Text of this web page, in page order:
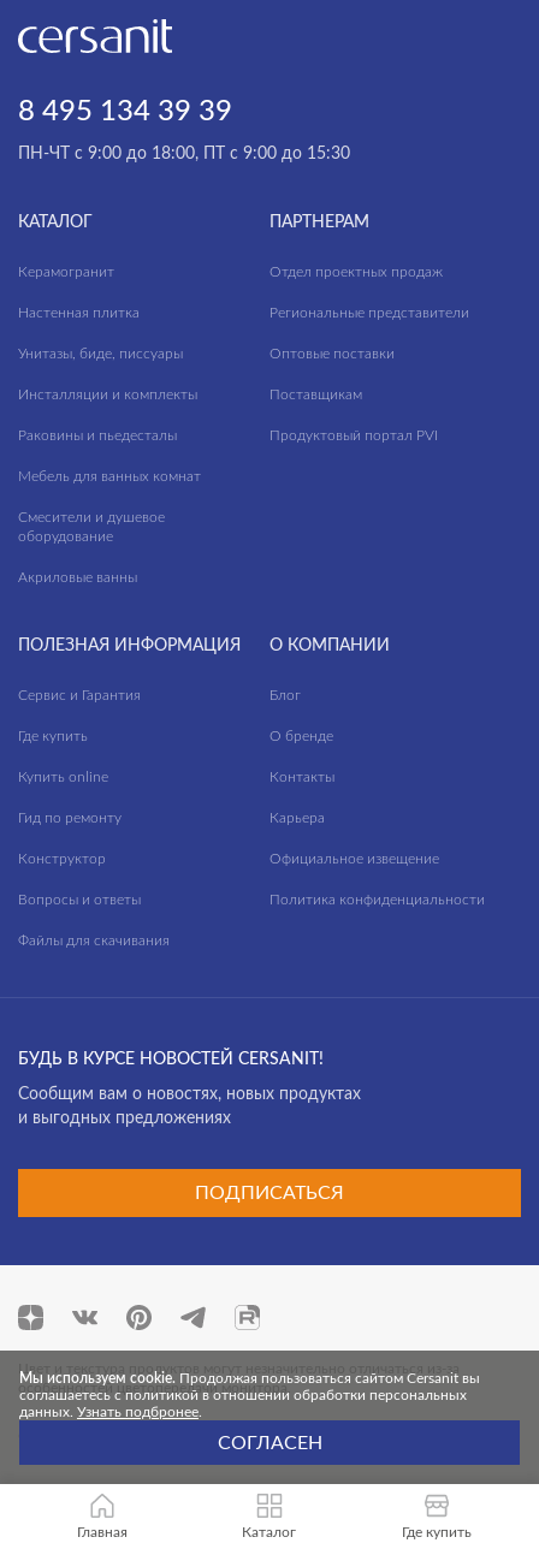
8 495 134 39 39
ПН-ЧТ с 9:00 до 18:00, ПТ с 9:00 до 15:30
КАТАЛОГ
Керамогранит
Настенная плитка
Унитазы, биде, писсуары
Инсталляции и комплекты
Раковины и пьедесталы
Мебель для ванных комнат
Смесители и душевое
оборудование
Акриловые ванны
ПАРТНЕРАМ
Отдел проектных продаж
Региональные представители
Оптовые поставки
Поставщикам
Продуктовый портал PVI
ПОЛЕЗНАЯ ИНФОРМАЦИЯ
Сервис и Гарантия
Где купить
Купить online
Гид по ремонту
Конструктор
Вопросы и ответы
Файлы для скачивания
О КОМПАНИИ
Блог
О бренде
Контакты
Карьера
Официальное извещение
Политика конфиденциальности
БУДЬ В КУРСЕ НОВОСТЕЙ CERSANIT!
Cообщим вам о новостях, новых продуктах
и выгодных предложениях
ПОДПИСАТЬСЯ
Цвет и текстура продуктов могут незначительно отличаться из-за
особенностей цветопередачи монитора.
© 2026 Cersanit. Все права защищены.
Мы используем cookie. Продолжая пользоваться сайтом Cersanit вы
соглашаетесь с политикой в отношении обработки персональных
данных. Узнать подбронее
СОГЛАСЕН
Главная Каталог Где купить